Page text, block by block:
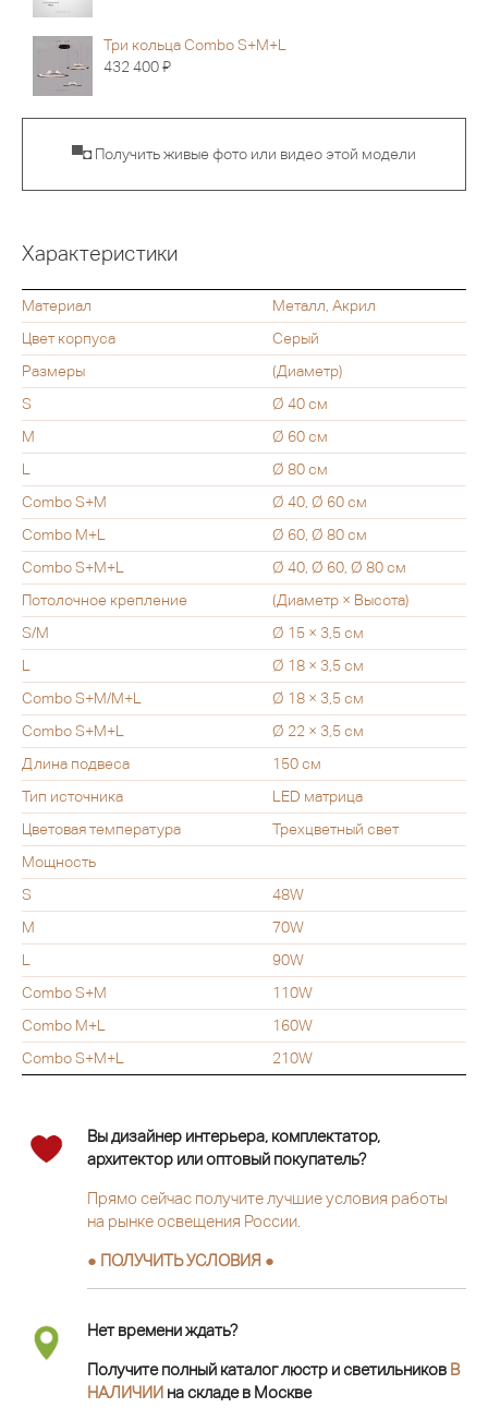
Три кольца Combo S+M+L
432 400Я
▀◘ Получить живые фото или видео этой модели
Характеристики
Материал
Металл, Акрил
Цвет корпуса
Серый
Размеры
(Диаметр)
S
Ø 40 см
M
Ø 60 см
L
Ø 80 см
Combo S+M
Ø 40, Ø 60 см
Combo M+L
Ø 60, Ø 80 см
Combo S+M+L
Ø 40, Ø 60, Ø 80 см
Потолочное крепление
(Диаметр × Высота)
S/M
Ø 15 × 3,5 см
L
Ø 18 × 3,5 см
Combo S+M/M+L
Ø 18 × 3,5 см
Combo S+M+L
Ø 22 × 3,5 см
Длина подвеса
150 см
Тип источника
LED матрица
Цветовая температура
Трехцветный свет
Мощность
S
48W
M
70W
L
90W
Combo S+M
110W
Combo M+L
160W
Combo S+M+L
210W
Вы дизайнер интерьера, комплектатор,
архитектор или оптовый покупатель?
Прямо сейчас получите лучшие условия работы
на рынке освещения России.
● ПОЛУЧИТЬ УСЛОВИЯ ●
Нет времени ждать?
Получите полный каталог люстр и светильников В
НАЛИЧИИ на складе в Москве